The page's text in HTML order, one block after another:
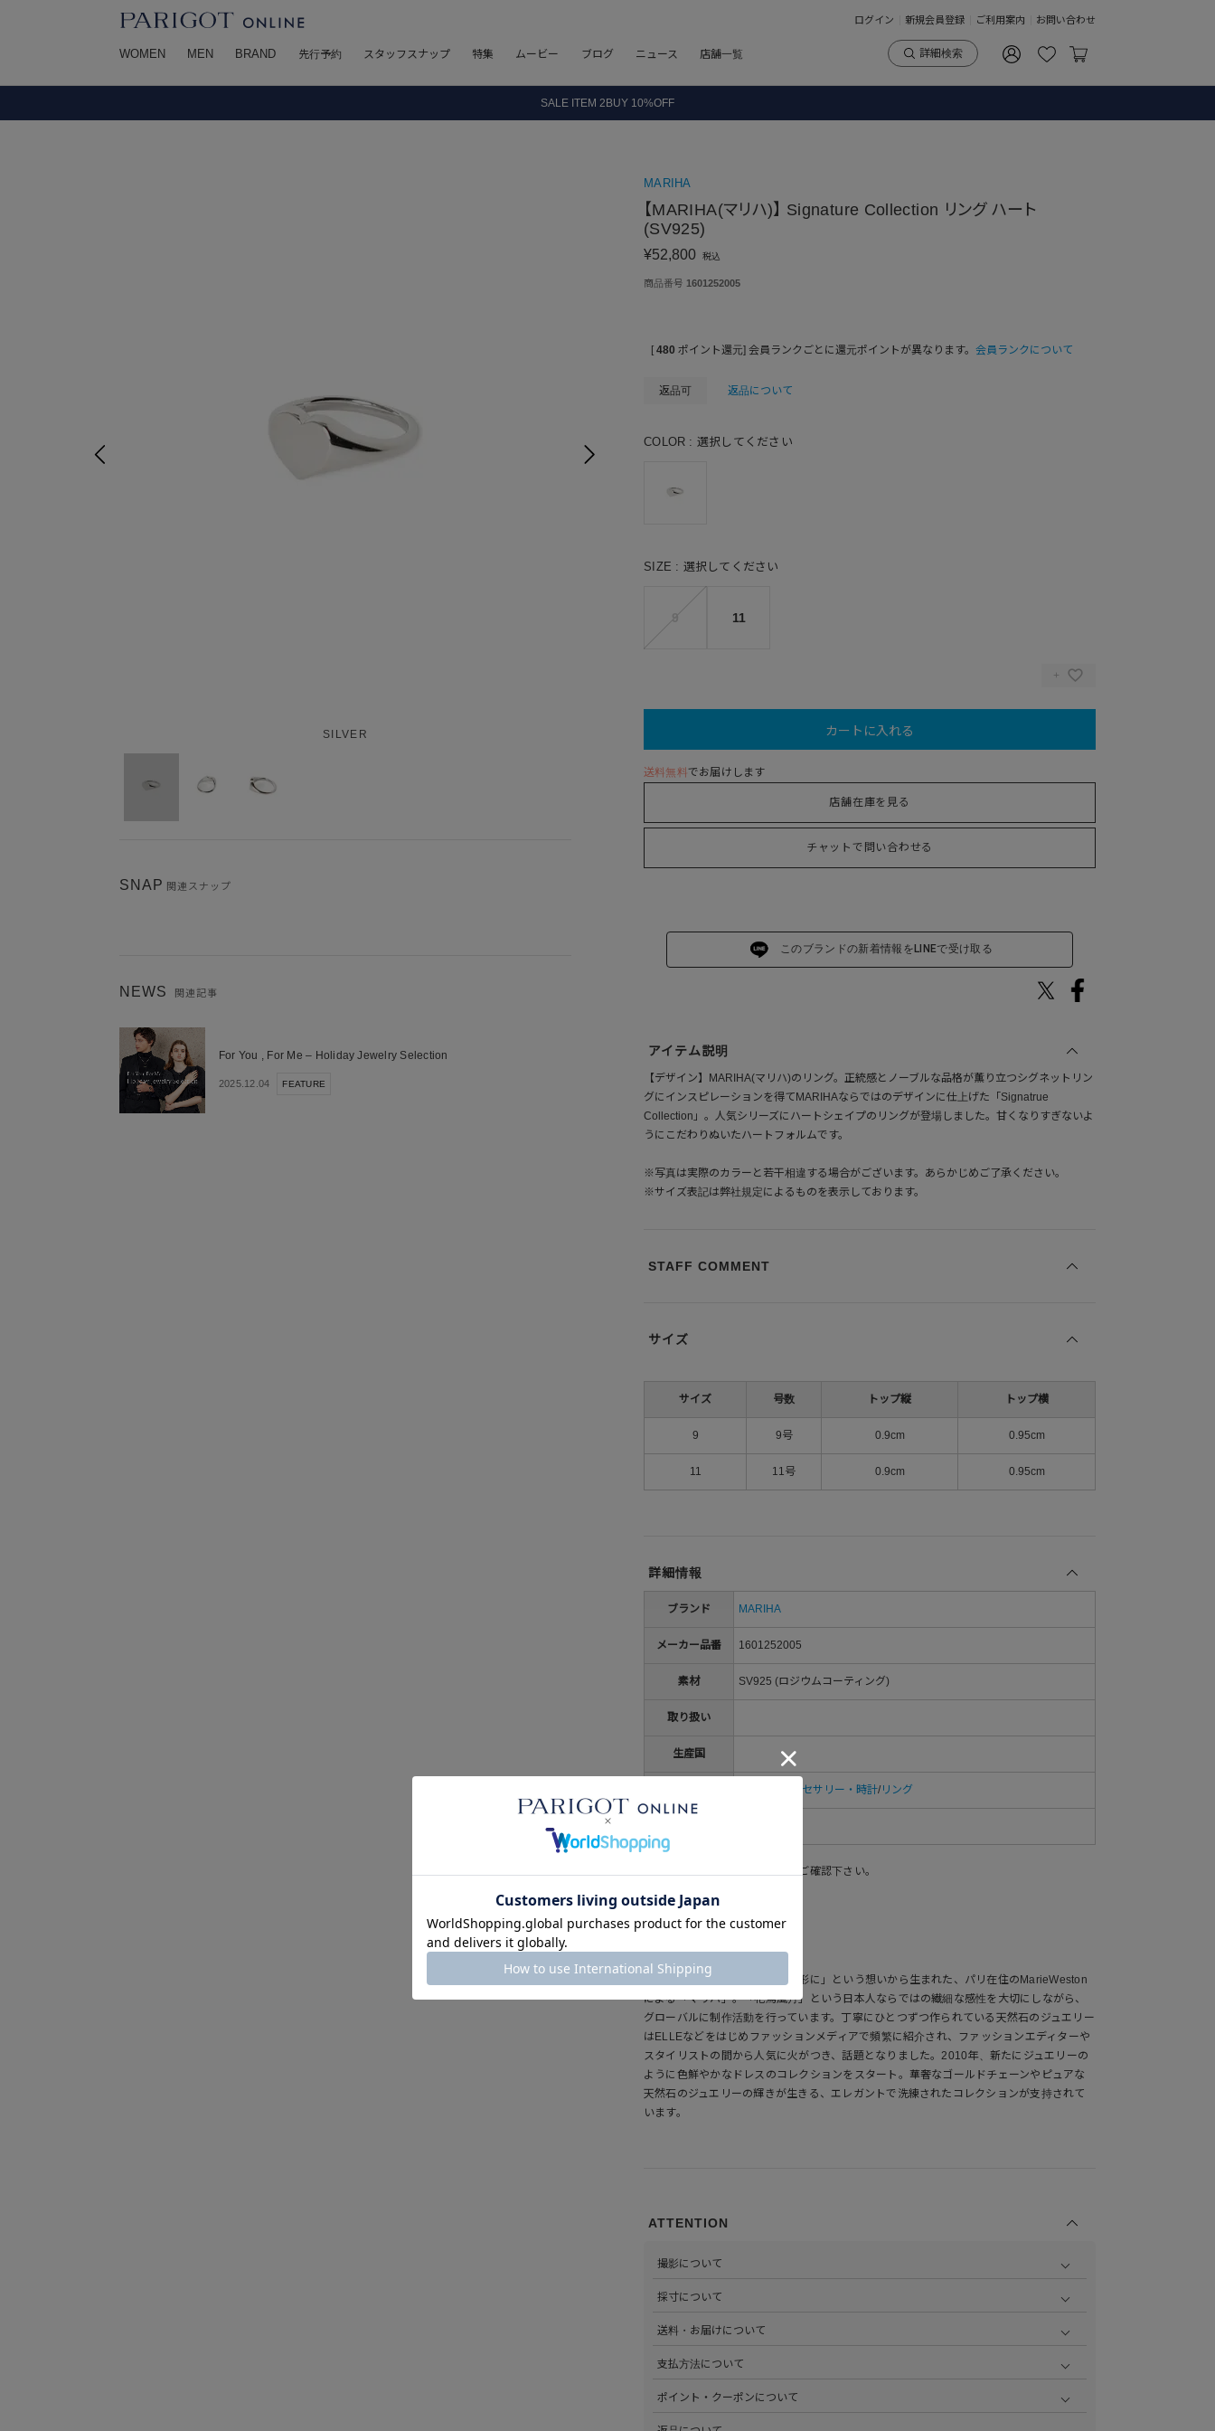
ログイン 新規会員登録 ご利用案内 お問い合わせ
WOMEN MEN BRAND 先行予約 スタッフスナップ 特集 ムービー ブログ ニュース 店舗一覧 詳細検索
8.5 wedに会員プログラムが生まれ変わります！
SILVER
SNAP 関連スナップ
NEWS 関連記事
For You , For Me – Holiday Jewelry Selection
2025.12.04 FEATURE
MARIHA
【MARIHA(マリハ)】 Signature Collection リング ハート
(SV925)
¥52,800 税込
商品番号 1601252005
[ 480 ポイント還元] 会員ランクごとに還元ポイントが異なります。 会員ランクについて
返品可 返品について
COLOR 選択してください
SIZE 選択してください
11
カートに入れる
送料無料 でお届けします
店舗在庫を見る
チャットで問い合わせる
このブランドの新着情報をLINEで受け取る
アイテム説明
【デザイン】MARIHA(マリハ)のリング。正統感とノーブルな品格が薫り立つシグネットリン
グにインスピレーションを得てMARIHAならではのデザインに仕上げた「Signatrue
Collection」。人気シリーズにハートシェイプのリングが登場しました。甘くなりすぎないよ
うにこだわりぬいたハートフォルムです。
※写真は実際のカラーと若干相違する場合がございます。あらかじめご了承ください。
※サイズ表記は弊社規定によるものを表示しております。
STAFF COMMENT
サイズ
サイズ 号数 トップ縦 トップ横
9 9号 0.9cm 0.95cm
11 11号 0.9cm 0.95cm
詳細情報
ブランド MARIHA
メーカー品番 1601252005
素材 SV925 (ロジウムコーティング)
取り扱い
生産国
すべてのアクセサリー・時計/ リング
をご確認下さい。
「女性が装うときのときめきを形に」という想いから生まれた、パリ在住のMarieWeston
による「マリハ」。「花鳥風月」という日本人ならではの繊細な感性を大切にしながら、
グローバルに制作活動を行っています。丁寧にひとつずつ作られている天然石のジュエリー
はELLEなどをはじめファッションメディアで頻繁に紹介され、ファッションエディターや
スタイリストの間から人気に火がつき、話題となりました。2010年、新たにジュエリーの
ように色鮮やかなドレスのコレクションをスタート。華奢なゴールドチェーンやピュアな
天然石のジュエリーの輝きが生きる、エレガントで洗練されたコレクションが支持されて
います。
ATTENTION
撮影について
心がけています。詳しくは
採寸について
部サイズタブか、または
送料・お届けについて
ださい。
支払方法について
・クレジットカード払い（VISA、Master、JCB、AMEX、Diners）
ポイント・クーポンについて